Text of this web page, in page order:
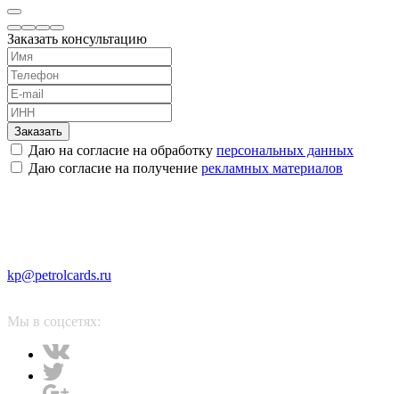
Заказать консультацию
Заказать
Даю на согласие на обработку персональных данных
Даю согласие на получение рекламных материалов
kp@petrolcards.ru
Мы в соцсетях: